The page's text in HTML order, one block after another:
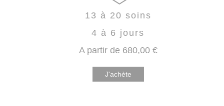
13 à 20 soins
4 à 6 jours
A partir de 680,00 €
J'achète